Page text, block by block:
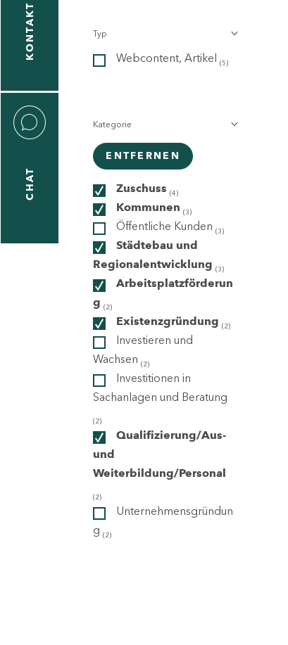
KONTAKT
CHAT
Typ
Webcontent, Artikel (5)
Kategorie
ENTFERNEN
Zuschuss (4)
Kommunen (3)
Öffentliche Kunden (3)
Städtebau und
Regionalentwicklung (3)
Arbeitsplatzförderun
g (2)
Existenzgründung (2)
Investieren und
Wachsen (2)
Investitionen in
Sachanlagen und Beratung
(2)
Qualifizierung/Aus-
und
Weiterbildung/Personal
(2)
Unternehmensgründun
g (2)